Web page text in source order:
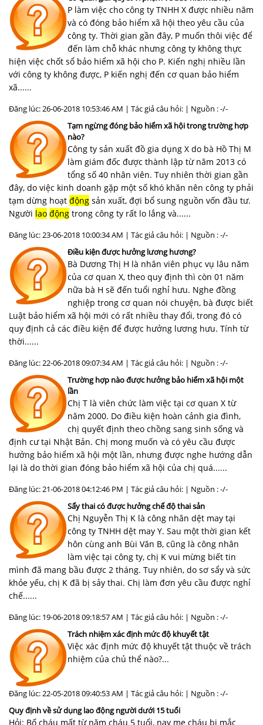
P làm việc cho công ty TNHH X được nhiều năm
và có đóng bảo hiểm xã hội theo yêu cầu của
công ty. Thời gian gần đây, P muốn thôi việc để
đến làm chỗ khác nhưng công ty không thực
hiện việc chốt sổ bảo hiểm xã hội cho P. Kiến nghị nhiều lần
với công ty không được, P kiến nghị đến cơ quan bảo hiểm
xã......
Đăng lúc: 26-06-2018 10:53:46 AM | Tác giả câu hỏi: | Nguồn : -/-
Tạm ngừng đóng bảo hiểm xã hội trong trường hợp
nào?
Công ty sản xuất đồ gia dụng X do bà Hồ Thị M
làm giám đốc được thành lập từ năm 2013 có
tổng số 40 nhân viên. Tuy nhiên thời gian gần
đây, do việc kinh doanh gặp một số khó khăn nên công ty phải
tạm dừng hoạt động sản xuất, đợi bổ sung nguồn vốn đầu tư.
Người lao động trong công ty rất lo lắng và......
Đăng lúc: 23-06-2018 10:00:34 AM | Tác giả câu hỏi: | Nguồn : -/-
Điều kiện được hưởng lương hương?
Bà Dương Thị H là nhân viên phục vụ lâu năm
của cơ quan X, theo quy định thì còn 01 năm
nữa bà H sẽ đến tuổi nghỉ hưu. Nghe đồng
nghiệp trong cơ quan nói chuyện, bà được biết
Luật bảo hiểm xã hội mới có rất nhiều thay đổi, trong đó có
quy định cả các điều kiện để được hưởng lương hưu. Tính từ
thời......
Đăng lúc: 22-06-2018 09:07:34 AM | Tác giả câu hỏi: | Nguồn : -/-
Trường hợp nào được hưởng bảo hiểm xã hội một
lần
Chị T là viên chức làm việc tại cơ quan X từ
năm 2000. Do điều kiện hoàn cảnh gia đình,
chị quyết định theo chồng sang sinh sống và
định cư tại Nhật Bản. Chị mong muốn và có yêu cầu được
hưởng bảo hiểm xã hội một lần, nhưng được nghe hướng dẫn
lại là do thời gian đóng bảo hiểm xã hội của chị quá......
Đăng lúc: 21-06-2018 04:12:46 PM | Tác giả câu hỏi: | Nguồn : -/-
Sẩy thai có được hưởng chế độ thai sản
Chị Nguyễn Thị K là công nhân dệt may tại
công ty TNHH dệt may Y. Sau một thời gian kết
hôn cùng anh Bùi Văn B, cũng là công nhân
làm việc tại công ty, chị K vui mừng biết tin
mình đã mang bầu được 2 tháng. Tuy nhiên, do sơ sẩy và sức
khỏe yếu, chị K đã bị sảy thai. Chị làm đơn yêu cầu được nghỉ
chế......
Đăng lúc: 19-06-2018 09:18:57 AM | Tác giả câu hỏi: | Nguồn : -/-
Trách nhiệm xác định mức độ khuyết tật
Việc xác định mức độ khuyết tật thuộc về trách
nhiệm của chủ thể nào?...
Đăng lúc: 22-05-2018 09:40:53 AM | Tác giả câu hỏi: | Nguồn : -/-
Quy định về sử dụng lao động người dưới 15 tuổi
Hỏi: Bố cháu mất từ năm cháu 5 tuổi, nay mẹ cháu bị mắc